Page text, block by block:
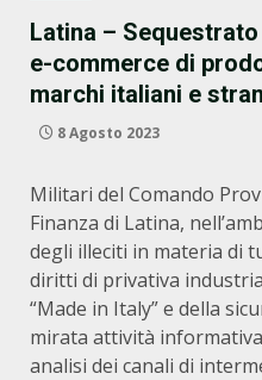
Latina –
e-commerce di
marchi italiani e
8 Agosto 2023
Militari del Comando
Finanza di Latina,
degli illeciti in materia di
diritti di privativa
“Made in Italy” e della
mirata attività
analisi dei canali di